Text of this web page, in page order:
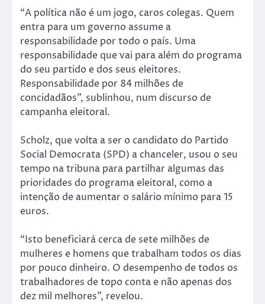
“A política não é um jogo, caros colegas. Quem
entra para um governo assume a
responsabilidade por todo o país. Uma
responsabilidade que vai para além do programa
do seu partido e dos seus eleitores.
Responsabilidade por 84 milhões de
concidadãos”, sublinhou, num discurso de
campanha eleitoral.
Scholz, que volta a ser o candidato do Partido
Social Democrata (SPD) a chanceler, usou o seu
tempo na tribuna para partilhar algumas das
prioridades do programa eleitoral, como a
intenção de aumentar o salário mínimo para 15
euros.
“Isto beneficiará cerca de sete milhões de
mulheres e homens que trabalham todos os dias
por pouco dinheiro. O desempenho de todos os
trabalhadores de topo conta e não apenas dos
dez mil melhores”, revelou.